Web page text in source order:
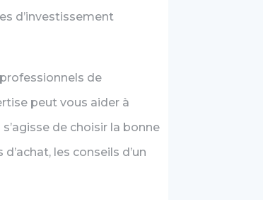
d’investissement
de
peut vous aider à
de choisir la bonne
les conseils d’un